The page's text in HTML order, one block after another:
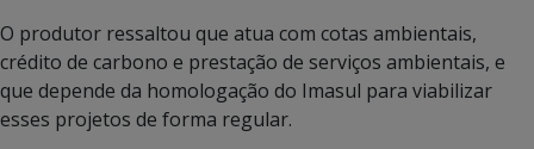
O produtor ressaltou que atua com cotas ambientais,
crédito de carbono e prestação de serviços ambientais, e
que depende da homologação do Imasul para viabilizar
esses projetos de forma regular.